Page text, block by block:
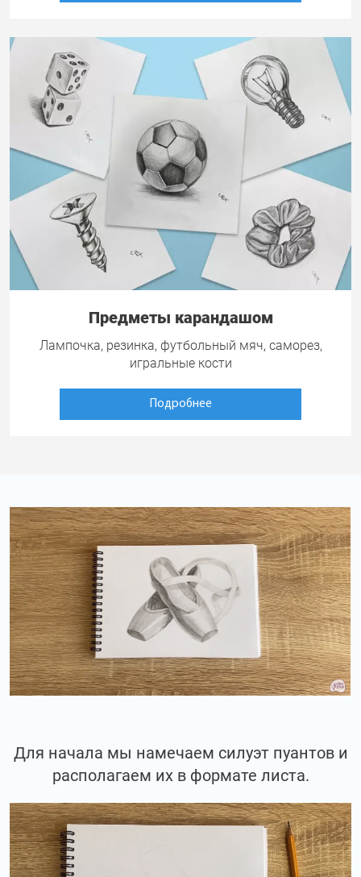
Предметы карандашом
Лампочка, резинка, футбольный мяч, саморез,
игральные кости
Подробнее
Для начала мы намечаем силуэт пуантов и
располагаем их в формате листа.